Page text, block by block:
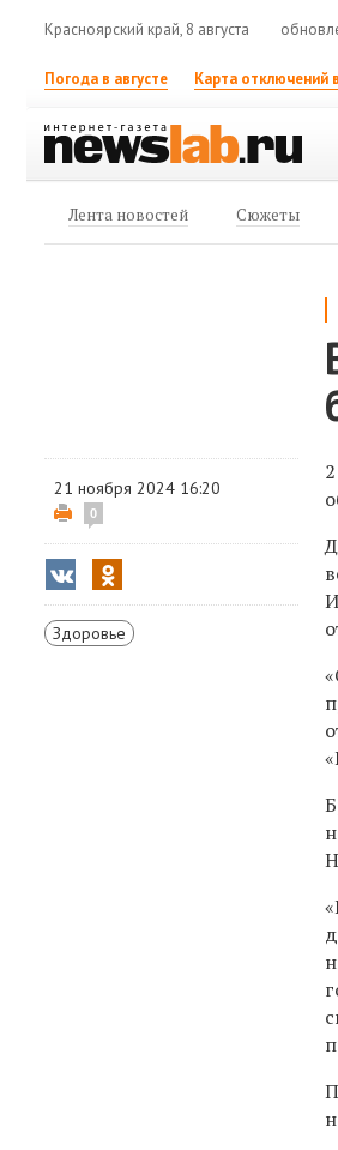
Красноярский край, 8 августа
Погода в августе Карта отключений
Лента новостей Сюжеты
21 ноября 2024 16:20
0
Здоровье